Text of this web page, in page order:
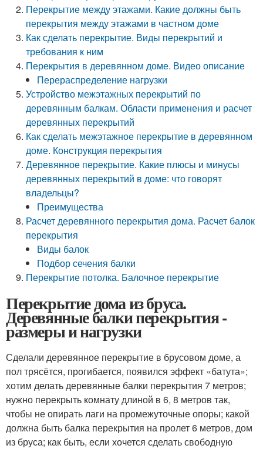
Перекрытие между этажами. Какие должны быть
перекрытия между этажами в частном доме
Как сделать перекрытие. Виды перекрытий и
требования к ним
Перекрытия в деревянном доме. Видео описание
Перераспределение нагрузки
Устройство межэтажных перекрытий по
деревянным балкам. Области применения и расчет
деревянных перекрытий
Как сделать межэтажное перекрытие в деревянном
доме. Конструкция перекрытия
Деревянное перекрытие. Какие плюсы и минусы
деревянных перекрытий в доме: что говорят
владельцы?
Преимущества
Расчет деревянного перекрытия дома. Расчет балок
перекрытия
Виды балок
Подбор сечения балки
Перекрытие потолка. Балочное перекрытие
Перекрытие дома из бруса.
Деревянные балки перекрытия -
размеры и нагрузки
Сделали деревянное перекрытие в брусовом доме, а
пол трясётся, прогибается, появился эффект «батута»;
хотим делать деревянные балки перекрытия 7 метров;
нужно перекрыть комнату длиной в 6, 8 метров так,
чтобы не опирать лаги на промежуточные опоры; какой
должна быть балка перекрытия на пролет 6 метров, дом
из бруса; как быть, если хочется сделать свободную